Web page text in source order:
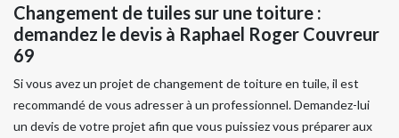
Changement de tuiles sur une toiture :
demandez le devis à Raphael Roger Couvreur
69
Si vous avez un projet de changement de toiture en tuile, il est
recommandé de vous adresser à un professionnel. Demandez-lui
un devis de votre projet afin que vous puissiez vous préparer aux